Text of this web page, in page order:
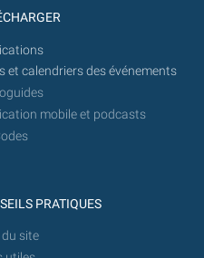
et calendriers des événements
mobile et podcasts
PRATIQUES
site